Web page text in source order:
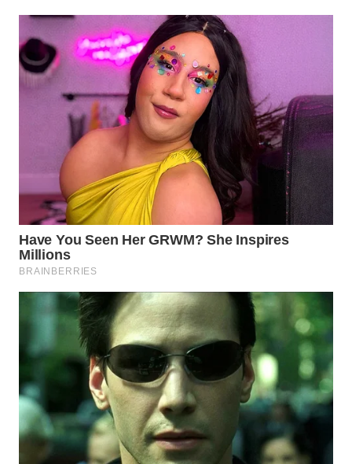
KALSEL
WN
KALTIM
WN
GORONTALO
WN
SULUT
MALUKU
WN
DAIRI